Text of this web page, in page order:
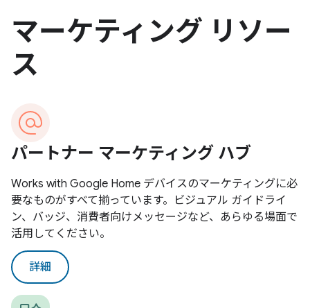
マーケティング リソー
ス
パートナー マーケティング ハブ
Works with Google Home デバイスのマーケティングに必
要なものがすべて揃っています。ビジュアル ガイドライ
ン、バッジ、消費者向けメッセージなど、あらゆる場面で
活用してください。
詳細